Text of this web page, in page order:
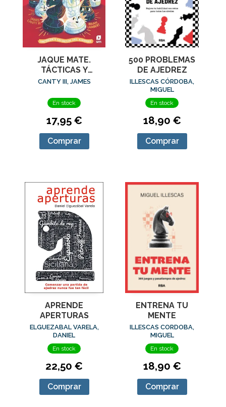
JAQUE MATE.
TÁCTICAS Y
SECRETOS DEL
CANTY III, JAMES
En stock
17,95 €
Comprar
500 PROBLEMAS
DE AJEDREZ
ILLESCAS CÓRDOBA,
MIGUEL
En stock
18,90 €
Comprar
APRENDE
APERTURAS
ELGUEZABAL VARELA,
DANIEL
En stock
22,50 €
Comprar
ENTRENA TU
MENTE
ILLESCAS CORDOBA,
MIGUEL
En stock
18,90 €
Comprar